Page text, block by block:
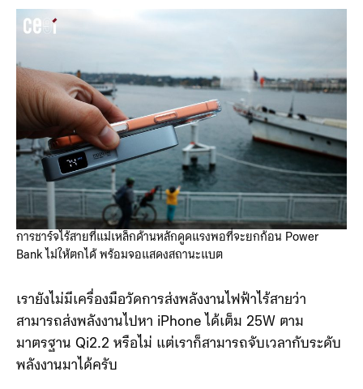
การชาร์จไร้สายที่แม่เหล็กด้านหลักดูดแรงพอที่จะยกก้อน Power
Bank ไม่ให้ตกได้ พร้อมจอแสดงสถานะแบต
เรายังไม่มีเครื่องมือวัดการส่งพลังงานไฟฟ้าไร้สายว่า
สามารถส่งพลังงานไปหา iPhone ได้เต็ม 25W ตาม
มาตรฐาน Qi2.2 หรือไม่ แต่เราก็สามารถจับเวลากับระดับ
พลังงานมาได้ครับ